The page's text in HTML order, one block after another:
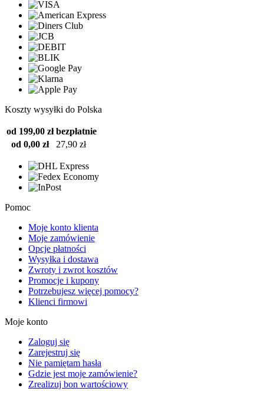
Koszty wysyłki do Polska
od 199,00 zł bezpłatnie
od 0,00 zł
27,90 zł
Pomoc
Moje konto klienta
Moje zamówienie
Opcje płatności
Wysyłka i dostawa
Zwroty i zwrot kosztów
Promocje i kupony
Potrzebujesz więcej pomocy?
Klienci firmowi
Moje konto
Zaloguj się
Zarejestruj się
Nie pamiętam hasła
Gdzie jest moje zamówienie?
Zrealizuj bon wartościowy